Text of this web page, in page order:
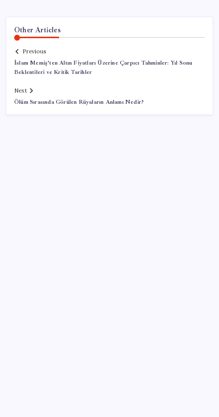
Other Articles
Previous
İslam Memiş’ten Altın Fiyatları Üzerine Çarpıcı Tahminler: Yıl Sonu
Beklentileri ve Kritik Tarihler
Next
Ölüm Sırasında Görülen Rüyaların Anlamı Nedir?